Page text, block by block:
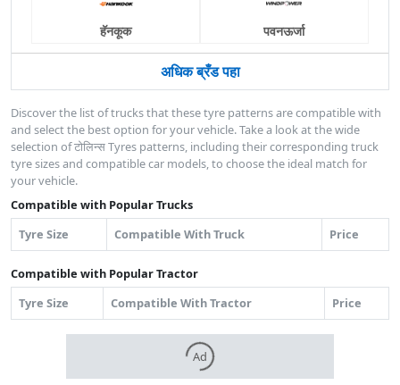
हॅनकूक पवनऊर्जा
अधिक ब्रँड पहा
Discover the list of trucks that these tyre patterns are compatible with
and select the best option for your vehicle. Take a look at the wide
selection of टोलिन्स Tyres patterns, including their corresponding truck
tyre sizes and compatible car models, to choose the ideal match for
your vehicle.
Compatible with Popular Trucks
Tyre Size
Compatible With Truck Price
Compatible with Popular Tractor
Tyre Size
Compatible With Tractor Price
Ad